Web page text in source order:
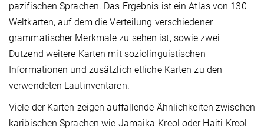
pazifischen Sprachen. Das Ergebnis ist ein Atlas von 130
Weltkarten, auf dem die Verteilung verschiedener
grammatischer Merkmale zu sehen ist, sowie zwei
Dutzend weitere Karten mit soziolinguistischen
Informationen und zusätzlich etliche Karten zu den
verwendeten Lautinventaren.
Viele der Karten zeigen auffallende Ähnlichkeiten zwischen
karibischen Sprachen wie Jamaika-Kreol oder Haiti-Kreol